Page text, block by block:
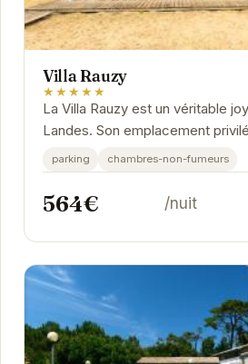
Villa Rauzy
★★★★★
La Villa Rauzy est un véritable
Landes. Son emplacement
des plages et des forêts, en fait
parking chambres-non-fumeurs
564€ /nuit